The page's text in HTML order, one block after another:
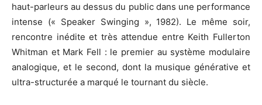
haut-parleurs au dessus du public dans une performance
intense (« Speaker Swinging », 1982). Le même soir,
rencontre inédite et très attendue entre Keith Fullerton
Whitman et Mark Fell : le premier au système modulaire
analogique, et le second, dont la musique générative et
ultra-structurée a marqué le tournant du siècle.